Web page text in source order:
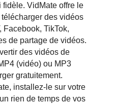
VidMate offre le
des vidéos
Facebook, TikTok,
de partage de vidéos.
des vidéos de
(vidéo) ou MP3
gratuitement.
installez-le sur votre
rien de temps de vos